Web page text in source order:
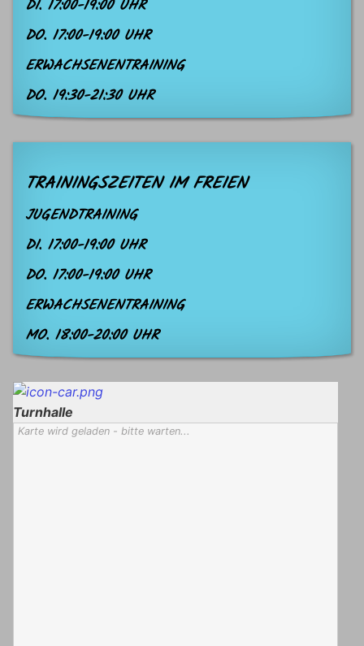
DI. 17:00-19:00 UHR
DO. 17:00-19:00 UHR
ERWACHSENENTRAINING
DO. 19:30-21:30 UHR
TRAININGSZEITEN IM FREIEN
JUGENDTRAINING
DI. 17:00-19:00 UHR
DO. 17:00-19:00 UHR
ERWACHSENENTRAINING
MO. 18:00-20:00 UHR
Turnhalle
Karte wird geladen - bitte warten...